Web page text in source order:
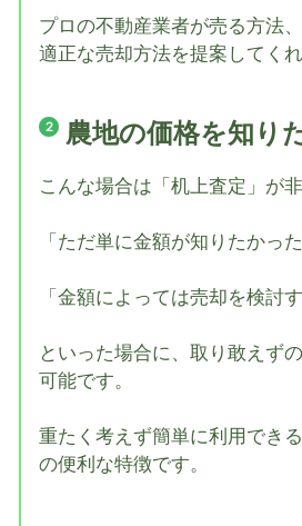
プロの不動産業者が売る方法
適正な売却方法を提案してくれ
農地の価格を知り
こんな場合は「机上査定」が
「ただ単に金額が知りたかった
「金額によっては売却を検討す
といった場合に、取り敢えず
可能です。
重たく考えず簡単に利用でき
の便利な特徴です。